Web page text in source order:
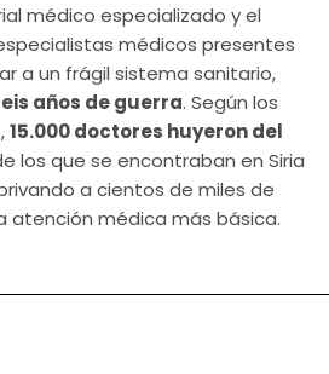
médico especializado y el
médicos presentes
a un frágil sistema sanitario,
años de guerra. Según los
15.000 doctores huyeron del
los que se encontraban en Siria
a cientos de miles de
atención médica más básica.